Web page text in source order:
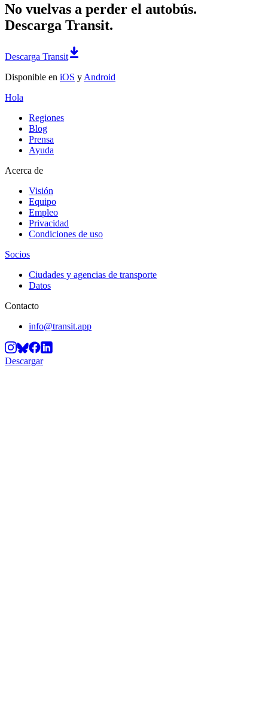
No vuelvas a perder el autobús.
Descarga Transit.
Descarga Transit
Disponible en iOS y Android
Hola
Regiones
Blog
Prensa
Ayuda
Acerca de
Visión
Equipo
Empleo
Privacidad
Condiciones de uso
Socios
Ciudades y agencias de transporte
Datos
Contacto
info@transit.app
Descargar